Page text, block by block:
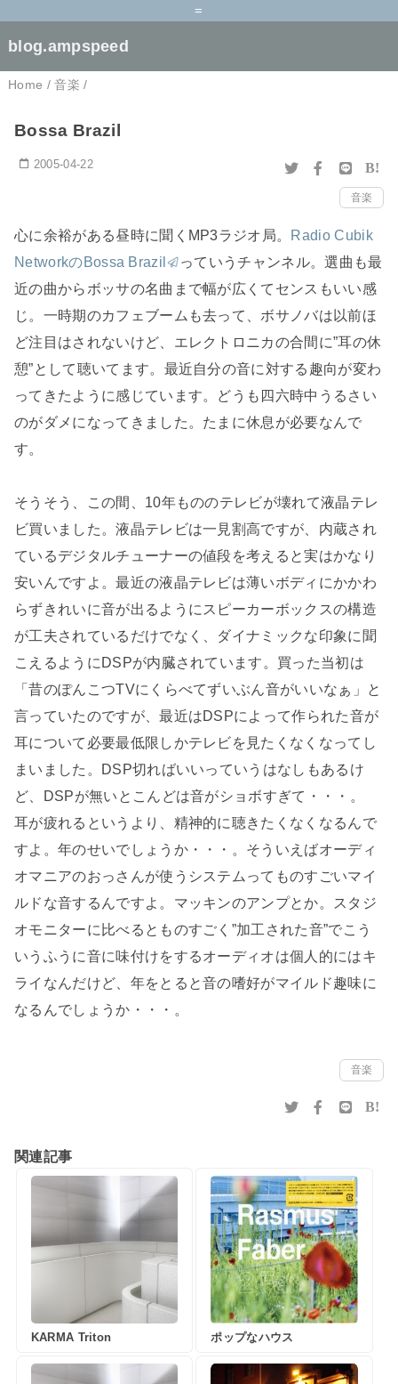
=
blog.ampspeed
Home /音楽 /
Bossa Brazil
2005-04-22 B!
音楽
心に余裕がある昼時に聞くMP3ラジオ局。 Radio Cubik
NetworkのBossa Brazil
っていうチャンネル。選曲も最
近の曲からボッサの名曲まで幅が広くてセンスもいい感
じ。一時期のカフェブームも去って、ボサノバは以前ほ
ど注目はされないけど、エレクトロニカの合間に”耳の休
憩”として聴いてます。最近自分の音に対する趣向が変わ
ってきたように感じています。どうも四六時中うるさい
のがダメになってきました。たまに休息が必要なんで
す。
そうそう、この間、10年もののテレビが壊れて液晶テレ
ビ買いました。液晶テレビは一見割高ですが、内蔵され
ているデジタルチューナーの値段を考えると実はかなり
安いんですよ。最近の液晶テレビは薄いボディにかかわ
らずきれいに音が出るようにスピーカーボックスの構造
が工夫されているだけでなく、ダイナミックな印象に聞
こえるようにDSPが内臓されています。買った当初は
「昔のぽんこつTVにくらべてずいぶん音がいいなぁ」と
言っていたのですが、最近はDSPによって作られた音が
耳について必要最低限しかテレビを見たくなくなってし
まいました。DSP切ればいいっていうはなしもあるけ
ど、DSPが無いとこんどは音がショボすぎて・・・。
耳が疲れるというより、精神的に聴きたくなくなるんで
すよ。年のせいでしょうか・・・。そういえばオーディ
オマニアのおっさんが使うシステムってものすごいマイ
ルドな音するんですよ。マッキンのアンプとか。スタジ
オモニターに比べるとものすごく”加工された音”でこう
いうふうに音に味付けをするオーディオは個人的にはキ
ライなんだけど、年をとると音の嗜好がマイルド趣味に
なるんでしょうか・・・。
音楽
B!
関連記事
KARMA Triton ポップなハウス